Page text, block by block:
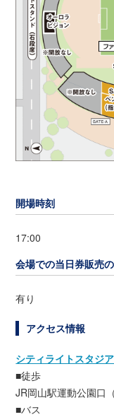
開場時刻
17:00
会場での当日券販売
有り
アクセス情報
シティライトスタジ
■徒歩
JR岡山駅運動公園口
■バス